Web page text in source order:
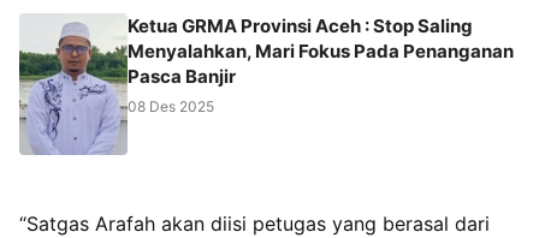
Ketua GRMA Provinsi Aceh : Stop Saling
Menyalahkan, Mari Fokus Pada Penanganan
Pasca Banjir
08 Des 2025
“Satgas Arafah akan diisi petugas yang berasal dari